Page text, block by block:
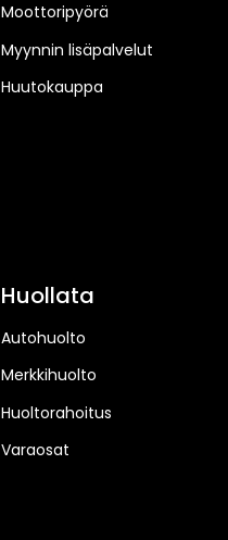
Moottoripyörä
Myynnin lisäpalvelut
Huutokauppa
Huollata
Autohuolto
Merkkihuolto
Huoltorahoitus
Varaosat